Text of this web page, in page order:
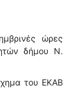
ώρες
δήμου Ν.
του ΕΚΑΒ